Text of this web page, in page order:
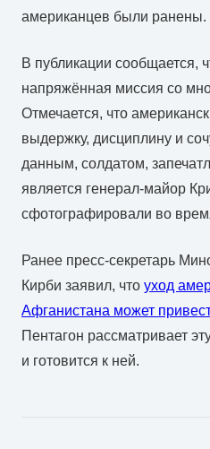
американцев были ранены.
В публикации сообщается,
напряжённая миссия со
Отмечается, что
выдержку, дисциплину и
данным, солдатом,
является генерал-майор
сфотографировали во
Ранее пресс-секретарь
Кирби заявил, что уход
Афганистана может
Пентагон рассматривает
и готовится к ней.